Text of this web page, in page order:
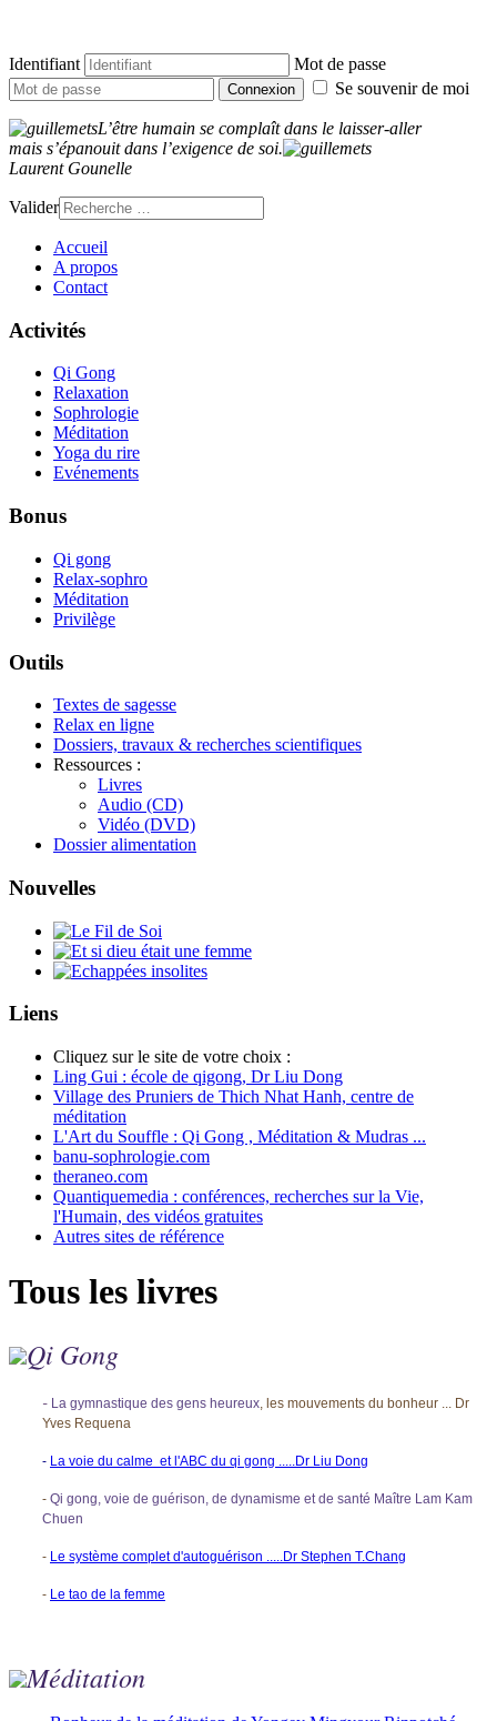
Identifiant Mot de passe
Connexion Se souvenir de moi
L’être humain se complaît dans le laisser-aller
mais s’épanouit dans l’exigence de soi.
Laurent Gounelle
Valider
Accueil
A propos
Contact
Activités
Qi Gong
Relaxation
Sophrologie
Méditation
Yoga du rire
Evénements
Bonus
Qi gong
Relax-sophro
Méditation
Privilège
Outils
Textes de sagesse
Relax en ligne
Dossiers, travaux & recherches scientifiques
Ressources :
Livres
Audio (CD)
Vidéo (DVD)
Dossier alimentation
Nouvelles
Liens
Cliquez sur le site de votre choix :
Ling Gui : école de qigong, Dr Liu Dong
Village des Pruniers de Thich Nhat Hanh, centre de
méditation
L'Art du Souffle : Qi Gong , Méditation & Mudras ...
banu-sophrologie.com
theraneo.com
Quantiquemedia : conférences, recherches sur la Vie,
l'Humain, des vidéos gratuites
Autres sites de référence
Tous les livres
Qi Gong
- La gymnastique des gens heureux, les mouvements du bonheur ... Dr
Yves Requena
- La voie du calme et l'ABC du qi gong .....Dr Liu Dong
- Qi gong, voie de guérison, de dynamisme et de santé Maître Lam Kam
Chuen
- Le système complet d'autoguérison .....Dr Stephen T.Chang
- Le tao de la femme
Méditation